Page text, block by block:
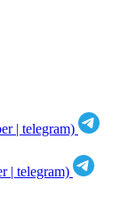
| telegram)
| telegram)